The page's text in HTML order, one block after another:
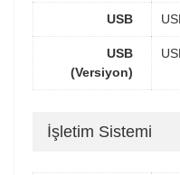
USB
USB
(Versiyon)
İşletim Sistemi